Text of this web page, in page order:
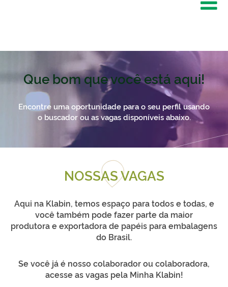
Que bom que você está aqui!
Encontre uma oportunidade para o seu perfil usando
o buscador ou as vagas disponíveis abaixo.
NOSSAS VAGAS
Aqui na Klabin, temos espaço para todos e todas, e
você também pode fazer parte da maior
produtora e exportadora de papéis para embalagens
do Brasil.
Se você já é nosso colaborador ou colaboradora,
acesse as vagas pela Minha Klabin!